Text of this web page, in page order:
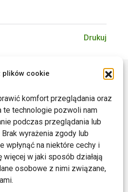
plików cookie
komfort przeglądania oraz
te technologie pozwoli nam
podczas przeglądania lub
wyrażenia zgody lub
na niektóre cechy i
w jaki sposób działają
osobowe z nimi związane,
Drukuj